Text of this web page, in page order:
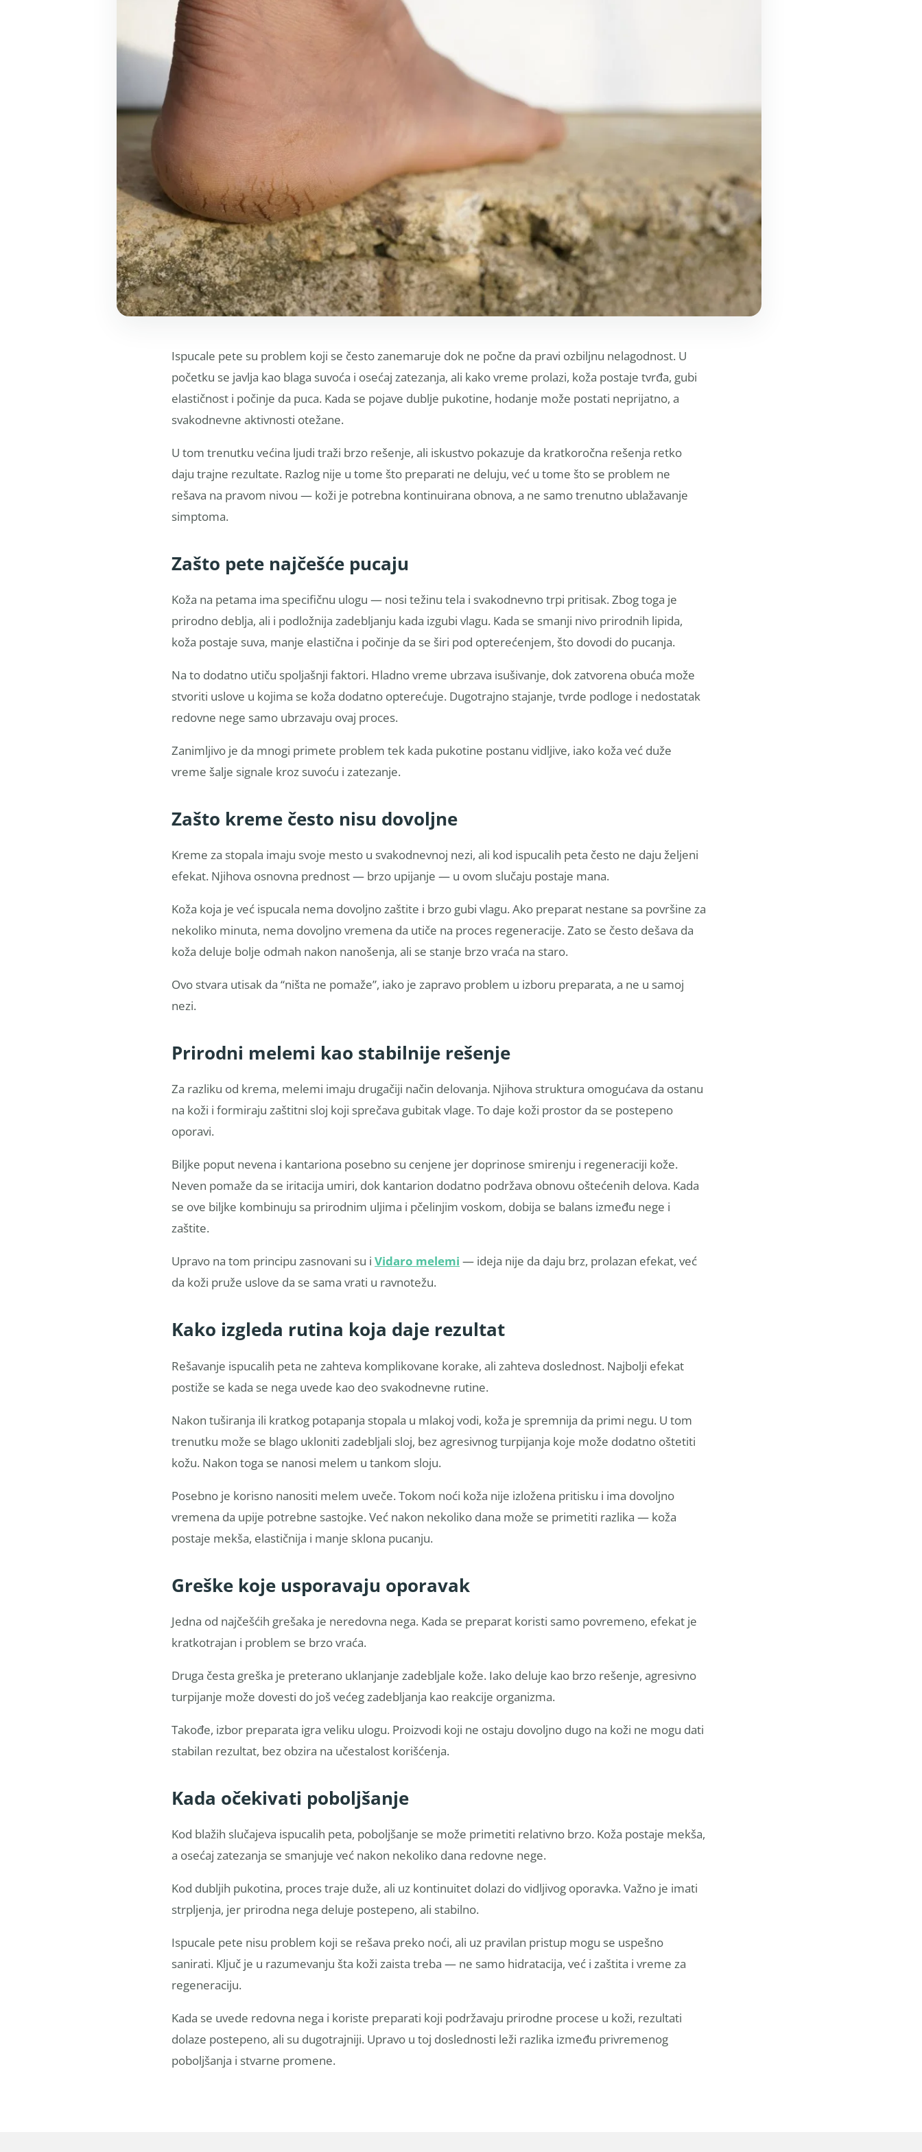
Ispucale pete su problem koji se često zanemaruje dok ne počne da pravi ozbiljnu nelagodnost. U
početku se javlja kao blaga suvoća i osećaj zatezanja, ali kako vreme prolazi, koža postaje tvrđa, gubi
elastičnost i počinje da puca. Kada se pojave dublje pukotine, hodanje može postati neprijatno, a
svakodnevne aktivnosti otežane.
U tom trenutku većina ljudi traži brzo rešenje, ali iskustvo pokazuje da kratkoročna rešenja retko
daju trajne rezultate. Razlog nije u tome što preparati ne deluju, već u tome što se problem ne
rešava na pravom nivou — koži je potrebna kontinuirana obnova, a ne samo trenutno ublažavanje
simptoma.
Zašto pete najčešće pucaju
Koža na petama ima specifičnu ulogu — nosi težinu tela i svakodnevno trpi pritisak. Zbog toga je
prirodno deblja, ali i podložnija zadebljanju kada izgubi vlagu. Kada se smanji nivo prirodnih lipida,
koža postaje suva, manje elastična i počinje da se širi pod opterećenjem, što dovodi do pucanja.
Na to dodatno utiču spoljašnji faktori. Hladno vreme ubrzava isušivanje, dok zatvorena obuća može
stvoriti uslove u kojima se koža dodatno opterećuje. Dugotrajno stajanje, tvrde podloge i nedostatak
redovne nege samo ubrzavaju ovaj proces.
Zanimljivo je da mnogi primete problem tek kada pukotine postanu vidljive, iako koža već duže
vreme šalje signale kroz suvoću i zatezanje.
Zašto kreme često nisu dovoljne
Kreme za stopala imaju svoje mesto u svakodnevnoj nezi, ali kod ispucalih peta često ne daju željeni
efekat. Njihova osnovna prednost — brzo upijanje — u ovom slučaju postaje mana.
Koža koja je već ispucala nema dovoljno zaštite i brzo gubi vlagu. Ako preparat nestane sa površine za
nekoliko minuta, nema dovoljno vremena da utiče na proces regeneracije. Zato se često dešava da
koža deluje bolje odmah nakon nanošenja, ali se stanje brzo vraća na staro.
Ovo stvara utisak da “ništa ne pomaže”, iako je zapravo problem u izboru preparata, a ne u samoj
nezi.
Prirodni melemi kao stabilnije rešenje
Za razliku od krema, melemi imaju drugačiji način delovanja. Njihova struktura omogućava da ostanu
na koži i formiraju zaštitni sloj koji sprečava gubitak vlage. To daje koži prostor da se postepeno
oporavi.
Biljke poput nevena i kantariona posebno su cenjene jer doprinose smirenju i regeneraciji kože.
Neven pomaže da se iritacija umiri, dok kantarion dodatno podržava obnovu oštećenih delova. Kada
se ove biljke kombinuju sa prirodnim uljima i pčelinjim voskom, dobija se balans između nege i
zaštite.
Upravo na tom principu zasnovani su i Vidaro melemi — ideja nije da daju brz, prolazan efekat, već
da koži pruže uslove da se sama vrati u ravnotežu.
Kako izgleda rutina koja daje rezultat
Rešavanje ispucalih peta ne zahteva komplikovane korake, ali zahteva doslednost. Najbolji efekat
postiže se kada se nega uvede kao deo svakodnevne rutine.
Nakon tuširanja ili kratkog potapanja stopala u mlakoj vodi, koža je spremnija da primi negu. U tom
trenutku može se blago ukloniti zadebljali sloj, bez agresivnog turpijanja koje može dodatno oštetiti
kožu. Nakon toga se nanosi melem u tankom sloju.
Posebno je korisno nanositi melem uveče. Tokom noći koža nije izložena pritisku i ima dovoljno
vremena da upije potrebne sastojke. Već nakon nekoliko dana može se primetiti razlika — koža
postaje mekša, elastičnija i manje sklona pucanju.
Greške koje usporavaju oporavak
Jedna od najčešćih grešaka je neredovna nega. Kada se preparat koristi samo povremeno, efekat je
kratkotrajan i problem se brzo vraća.
Druga česta greška je preterano uklanjanje zadebljale kože. Iako deluje kao brzo rešenje, agresivno
turpijanje može dovesti do još većeg zadebljanja kao reakcije organizma.
Takođe, izbor preparata igra veliku ulogu. Proizvodi koji ne ostaju dovoljno dugo na koži ne mogu dati
stabilan rezultat, bez obzira na učestalost korišćenja.
Kada očekivati poboljšanje
Kod blažih slučajeva ispucalih peta, poboljšanje se može primetiti relativno brzo. Koža postaje mekša,
a osećaj zatezanja se smanjuje već nakon nekoliko dana redovne nege.
Kod dubljih pukotina, proces traje duže, ali uz kontinuitet dolazi do vidljivog oporavka. Važno je imati
strpljenja, jer prirodna nega deluje postepeno, ali stabilno.
Ispucale pete nisu problem koji se rešava preko noći, ali uz pravilan pristup mogu se uspešno
sanirati. Ključ je u razumevanju šta koži zaista treba — ne samo hidratacija, već i zaštita i vreme za
regeneraciju.
Kada se uvede redovna nega i koriste preparati koji podržavaju prirodne procese u koži, rezultati
dolaze postepeno, ali su dugotrajniji. Upravo u toj doslednosti leži razlika između privremenog
poboljšanja i stvarne promene.